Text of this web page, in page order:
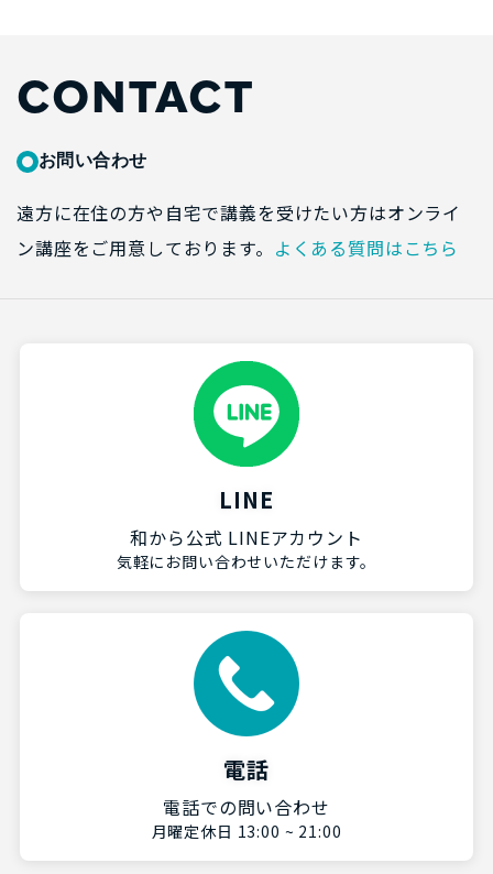
CONTACT
お問い合わせ
遠方に在住の方や自宅で講義を受けたい方はオンライ
ン講座をご用意しております。 よくある質問はこちら
LINE
和から公式 LINEアカウント
気軽にお問い合わせいただけます。
電話
電話での問い合わせ
月曜定休日 13:00 ~ 21:00